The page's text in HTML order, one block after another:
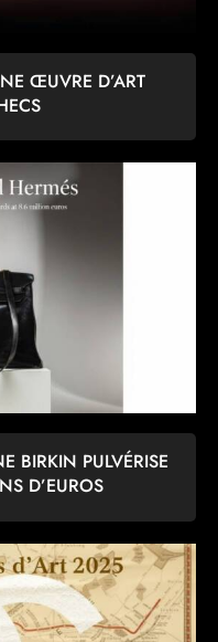
ŒUVRE D’ART
BIRKIN PULVÉRISE
D’EUROS